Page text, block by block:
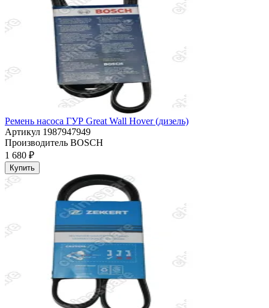
Ремень насоса ГУР Great Wall Hover (дизель)
Артикул 1987947949
Производитель BOSCH
1 680 ₽
Купить